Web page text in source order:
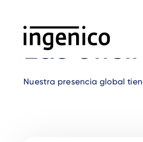
Breadcrumb
Las
Nuestra presencia global